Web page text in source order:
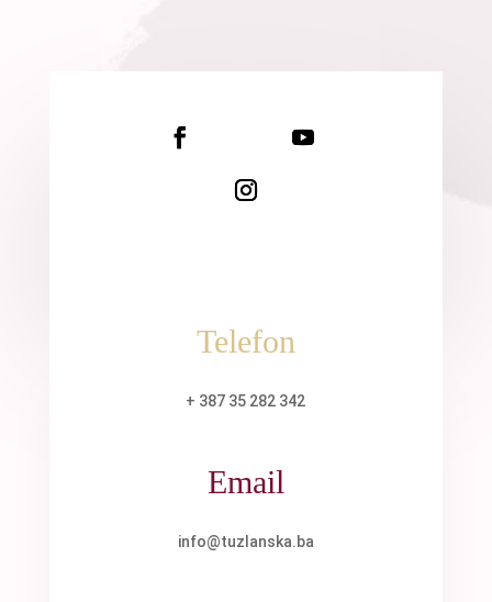
Telefon
+ 387 35 282 342
Email
info@tuzlanska.ba